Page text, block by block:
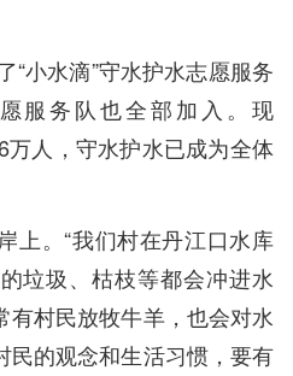
“小水滴”守水护水志愿服务
服务队也全部加入。现
万人，守水护水已成为全体
上。“我们村在丹江口水库
垃圾、枯枝等都会冲进水
有村民放牧牛羊，也会对水
民的观念和生活习惯，要有